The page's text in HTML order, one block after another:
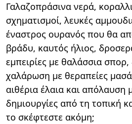
Γαλαζοπράσινα νερά,
σχηματισμοί, λευκές
έναστρος ουρανός που θα
βράδυ, καυτός ήλιος,
εμπειρίες με θαλάσσια
χαλάρωση με θεραπείες
αιθέρια έλαια και απόλαυση
δημιουργίες από τη τοπική
το σκέφτεστε ακόμη;